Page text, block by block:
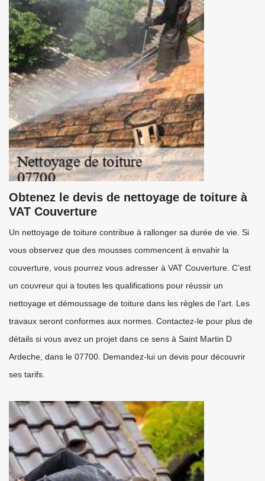
Obtenez le devis de nettoyage de toiture à
VAT Couverture
Un nettoyage de toiture contribue à rallonger sa durée de vie. Si
vous observez que des mousses commencent à envahir la
couverture, vous pourrez vous adresser à VAT Couverture. C’est
un couvreur qui a toutes les qualifications pour réussir un
nettoyage et démoussage de toiture dans les règles de l’art. Les
travaux seront conformes aux normes. Contactez-le pour plus de
détails si vous avez un projet dans ce sens à Saint Martin D
Ardeche, dans le 07700. Demandez-lui un devis pour découvrir
ses tarifs.